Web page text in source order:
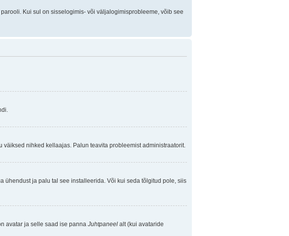
Kui sul on sisselogimis- või väljalogimisprobleeme, võib see
nihked kellaajas. Palun teavita probleemist administraatorit.
ühendust ja palu tal see installeerida. Või kui seda tõlgitud pole, siis
avatar ja selle saad ise panna Juhtpaneel alt (kui avataride